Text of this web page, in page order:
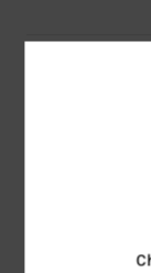
Frauen Blau